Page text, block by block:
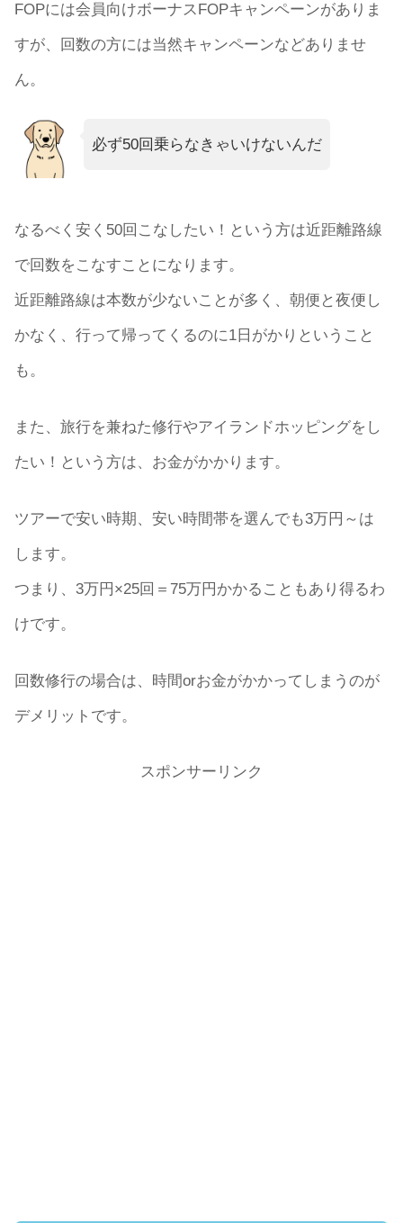
FOPには会員向けボーナスFOPキャンペーンがありま
すが、回数の方には当然キャンペーンなどありませ
ん。
必ず50回乗らなきゃいけないんだ
なるべく安く50回こなしたい！という方は近距離路線
で回数をこなすことになります。
近距離路線は本数が少ないことが多く、朝便と夜便し
かなく、行って帰ってくるのに1日がかりということ
も。
また、旅行を兼ねた修行やアイランドホッピングをし
たい！という方は、お金がかかります。
ツアーで安い時期、安い時間帯を選んでも3万円～は
します。
つまり、3万円×25回＝75万円かかることもあり得るわ
けです。
回数修行の場合は、時間orお金がかかってしまうのが
デメリットです。
スポンサーリンク